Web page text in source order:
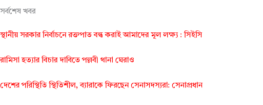
সর্বশেষ খবর
স্থানীয় সরকার নির্বাচনে রক্তপাত বন্ধ করাই আমাদের মূল লক্ষ্য : সিইসি
রামিসা হত্যার বিচার দাবিতে পল্লবী থানা ঘেরাও
দেশের পরিস্থিতি স্থিতিশীল, ব্যারাকে ফিরছেন সেনাসদস্যরা: সেনাপ্রধান